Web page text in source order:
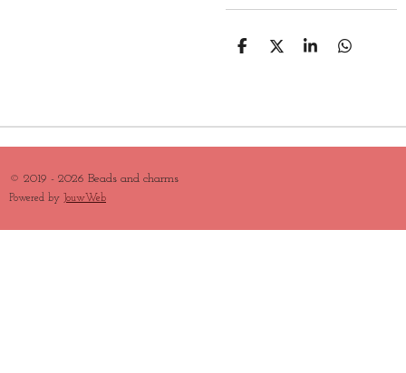
D
D
S
D
© 2019 - 2026 Beads and charms
Powered by JouwWeb